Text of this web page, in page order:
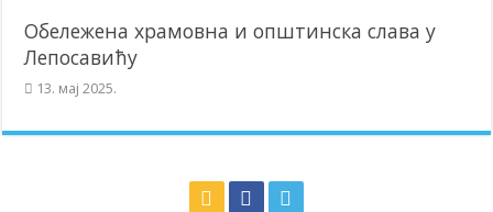
Обележена храмовна и општинска слава у
Лепосавићу
13. мај 2025.